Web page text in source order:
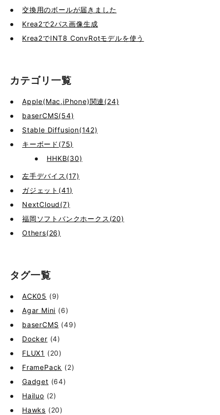
交換用のボールが届きました
Krea2で2パス画像生成
Krea2でINT8 ConvRotモデルを使う
カテゴリ一覧
Apple(Mac,iPhone)関連(24)
baserCMS(54)
Stable Diffusion(142)
キーボード(75)
HHKB(30)
左手デバイス(17)
ガジェット(41)
NextCloud(7)
福岡ソフトバンクホークス(20)
Others(26)
タグ一覧
ACK05 (9)
Agar Mini (6)
baserCMS (49)
Docker (4)
FLUX1 (20)
FramePack (2)
Gadget (64)
Hailuo (2)
Hawks (20)